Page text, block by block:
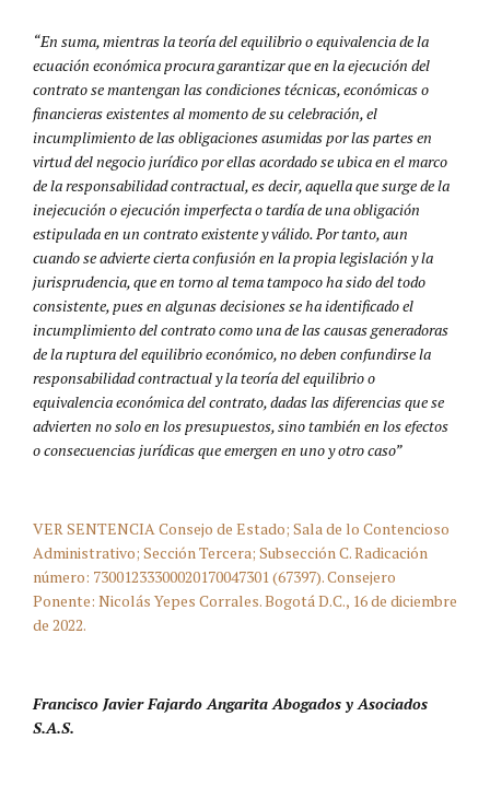
“En suma, mientras la teoría del equilibrio o equivalencia de la
ecuación económica procura garantizar que en la ejecución del
contrato se mantengan las condiciones técnicas, económicas o
financieras existentes al momento de su celebración, el
incumplimiento de las obligaciones asumidas por las partes en
virtud del negocio jurídico por ellas acordado se ubica en el marco
de la responsabilidad contractual, es decir, aquella que surge de la
inejecución o ejecución imperfecta o tardía de una obligación
estipulada en un contrato existente y válido. Por tanto, aun
cuando se advierte cierta confusión en la propia legislación y la
jurisprudencia, que en torno al tema tampoco ha sido del todo
consistente, pues en algunas decisiones se ha identificado el
incumplimiento del contrato como una de las causas generadoras
de la ruptura del equilibrio económico, no deben confundirse la
responsabilidad contractual y la teoría del equilibrio o
equivalencia económica del contrato, dadas las diferencias que se
advierten no solo en los presupuestos, sino también en los efectos
o consecuencias jurídicas que emergen en uno y otro caso”
VER SENTENCIA Consejo de Estado; Sala de lo Contencioso
Administrativo; Sección Tercera; Subsección C. Radicación
número: 73001233300020170047301 (67397). Consejero
Ponente: Nicolás Yepes Corrales. Bogotá D.C., 16 de diciembre
de 2022.
Francisco Javier Fajardo Angarita Abogados y Asociados
S.A.S.